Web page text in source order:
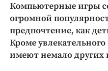
Экономика и бизнес
ПРОЕКТЫ
Блоги
Компьютерные игры
огромной
предпочтение, как
Кроме
имеют немало других